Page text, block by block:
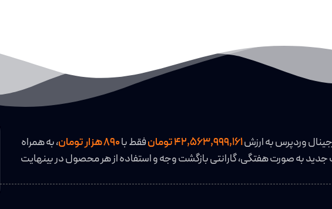
وردپرس به ارزش42,563,999,161 تومان فقط با
، به همراه
به صورت هفتگی، گارانتی بازگشت وجه و استفاده از هر محصول در بینهایت